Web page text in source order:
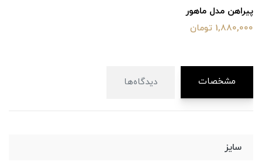
پیراهن مدل ماهور
1,880,000 تومان
مشخصات دیدگاه‌ها
سایز